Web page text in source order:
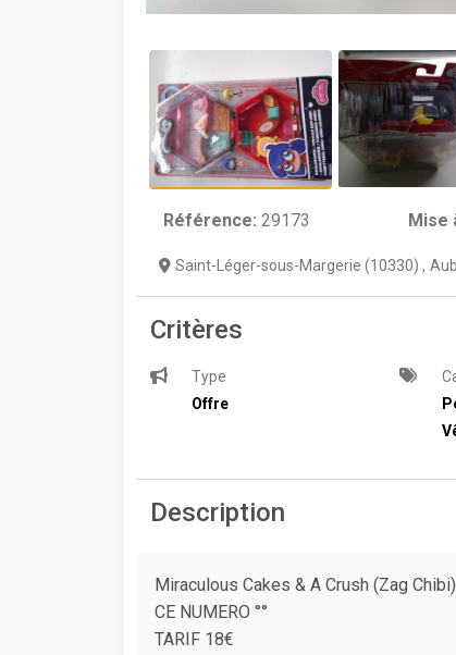
Référence: 29173 Mise
Saint-Léger-sous-Margerie (10330) ,
Critères
Type
Offre
Description
Miraculous Cakes & A Crush (Zag
CE NUMERO °°
TARIF 18€